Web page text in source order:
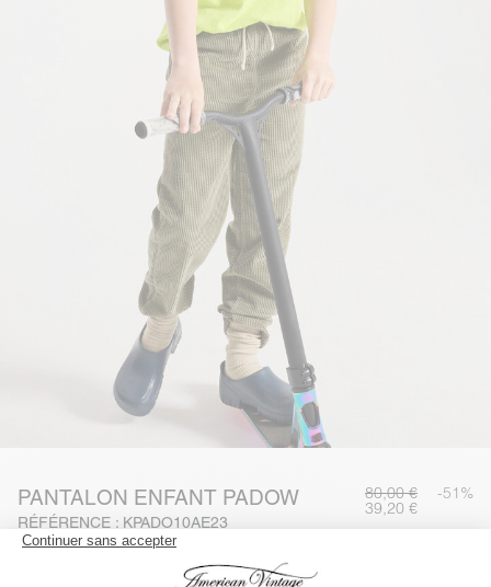
PANTALON ENFANT PADOW
RÉFÉRENCE : KPADO10AE23
80,00 € -51%
39,20 €